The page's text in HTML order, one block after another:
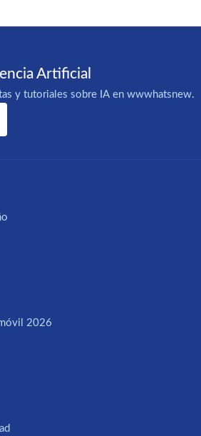
Artificial
y tutoriales sobre IA en wwwhatsnew.
2026